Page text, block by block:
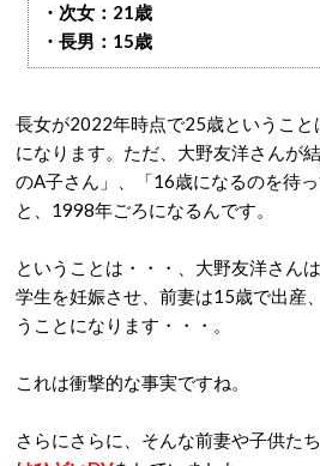
・次女：21歳
・長男：15歳
長女が2022年時点で25歳というこ
になります。ただ、大野友洋さんが
のA子さん」、「16歳になるのを待
と、1998年ごろになるんです。
ということは・・・、大野友洋さん
学生を妊娠させ、前妻は15歳で出産
うことになります・・・。
これは衝撃的な事実ですね。
さらにさらに、そんな前妻や子供たち